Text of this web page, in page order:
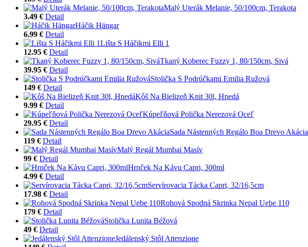
Malý Uterák Melanie, 50/100cm, Terakota
3.49 € Detail
Háčik Hängar
6.99 € Detail
Lišta S Háčikmi Elli 1
12.95 € Detail
Tkaný Koberec Fuzzy 1, 80/150cm, Sivá
39.95 € Detail
Stolička S Podrúčkami Emilia Ružová
149 € Detail
Kôš Na Bielizeň Knit 30l, Hnedá
9.99 € Detail
Kúpeľňová Polička Nerezová Oceľ
29.95 € Detail
Sada Nástenných Regálo Boa Drevo Akácia
119 € Detail
Malý Regál Mumbai Masív
99 € Detail
Hrnček Na Kávu Capri, 300ml
4.99 € Detail
Servírovacia Tácka Capri, 32/16,5cm
17.98 € Detail
Rohová Spodná Skrinka Nepal Uebe 110
179 € Detail
Stolička Lunita Béžová
49 € Detail
Jedálenský Stôl Attenzione